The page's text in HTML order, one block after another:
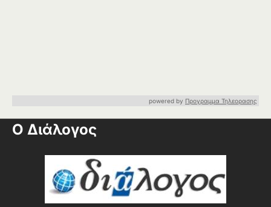
powered by Προγραμμα Τηλεορασης
Ο Διάλογος